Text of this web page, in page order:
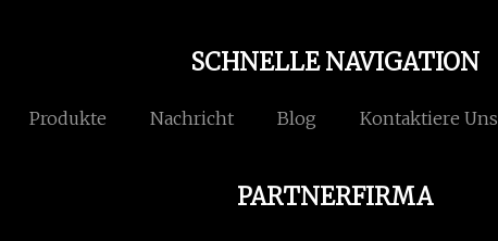
SCHNELLE NAVIGATION
Produkte Nachricht Blog Kontaktiere Uns
PARTNERFIRMA